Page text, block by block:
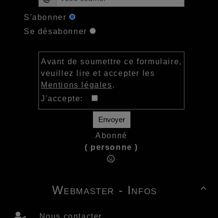
S'abonner
Se désabonner
Avant de soumettre ce formulaire,
veuillez lire et accepter les
Mentions légales.
J'accepte:
Envoyer
Abonné
( personne )

Webmaster - Infos
Nous contacter